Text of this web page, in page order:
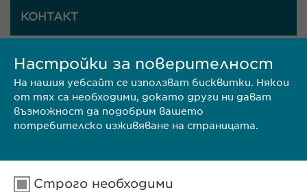
КОНТАКТ
Ewopharma България
Адрес: гр. София 1618,
ул. Пирински проход 24
Телефон: (00359 2) 962 12 00;
Настройки за поверителност
На нашия уебсайт се използват бисквитки. Някои
от тях са необходими, докато други ни дават
възможност да подобрим вашето
потребителско изживяване на страницата.
Строго необходими